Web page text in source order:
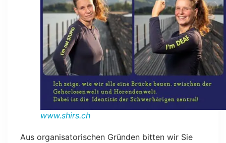
www.shirs.ch
Aus organisatorischen Gründen bitten wir Sie